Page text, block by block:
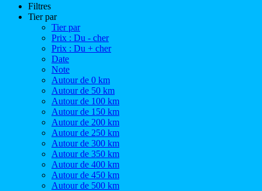
Filtres
Tier par
Tier par
Prix : Du - cher
Prix : Du + cher
Date
Note
Autour de 0 km
Autour de 50 km
Autour de 100 km
Autour de 150 km
Autour de 200 km
Autour de 250 km
Autour de 300 km
Autour de 350 km
Autour de 400 km
Autour de 450 km
Autour de 500 km